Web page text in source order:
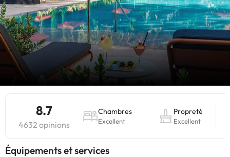
8.7
4632 opinions
Chambres
Excellent
Propreté
Excellent
​Équipements et services